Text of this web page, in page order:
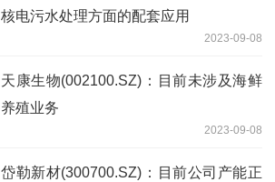
核电污水处理方面的配套应用
2023-09-08
天康生物(002100.SZ)：目前未涉及海鲜
养殖业务
2023-09-08
岱勒新材(300700.SZ)：目前公司产能正